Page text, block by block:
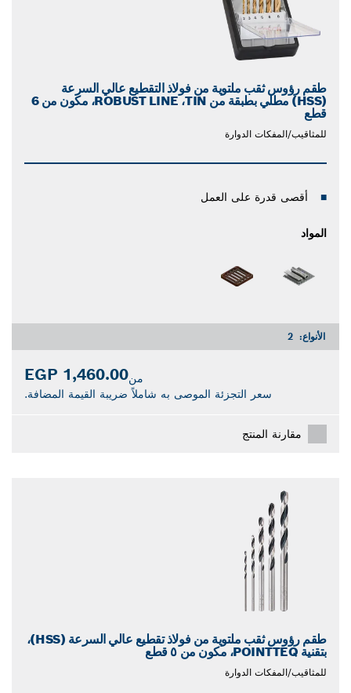
طقم رؤوس ثقب ملتوية من فولاذ التقطيع عالي السرعة
(HSS) مطلي بطبقة من TIN‏، ROBUST LINE، مكون من 6
قطع
للمثاقيب/المفكات الدوارة
أقصى قدرة على العمل
المواد
الأنواع: 2
من1,460.00 EGP
سعر التجزئة الموصى به شاملاً ضريبة القيمة المضافة.
مقارنة المنتج
طقم رؤوس ثقب ملتوية من فولاذ تقطيع عالي السرعة (HSS)،
بتقنية POINTTEQ، مكون من ٥ قطع
للمثاقيب/المفكات الدوارة